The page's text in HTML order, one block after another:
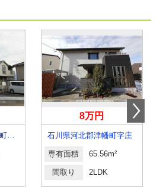
石川県加賀市小菅波町２丁目
8万円
石川県河北郡津幡町字庄
専有面積 65.56m²
間取り 2LDK